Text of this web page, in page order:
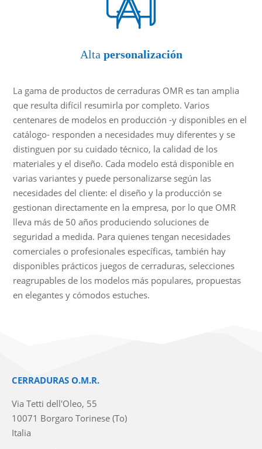
Alta personalización
La gama de productos de cerraduras OMR es tan amplia
que resulta difícil resumirla por completo. Varios
centenares de modelos en producción -y disponibles en el
catálogo- responden a necesidades muy diferentes y se
distinguen por su cuidado técnico, la calidad de los
materiales y el diseño. Cada modelo está disponible en
varias variantes y puede personalizarse según las
necesidades del cliente: el diseño y la producción se
gestionan directamente en la empresa, por lo que OMR
lleva más de 50 años produciendo soluciones de
seguridad a medida. Para quienes tengan necesidades
comerciales o profesionales específicas, también hay
disponibles prácticos juegos de cerraduras, selecciones
reagrupables de los modelos más populares, propuestas
en elegantes y cómodos estuches.
CERRADURAS O.M.R.
Via Tetti dell'Oleo, 55
10071 Borgaro Torinese (To)
Italia